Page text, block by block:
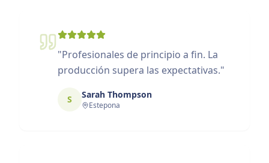
"Profesionales de principio a fin. La
producción supera las expectativas."
S Sarah Thompson
Estepona